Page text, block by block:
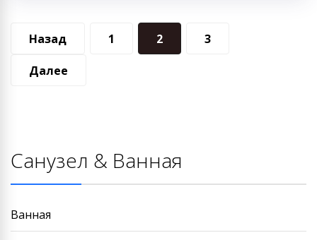
Навигация
по
Назад 1 2 3
Далее
Санузел & Ванная
Ванная